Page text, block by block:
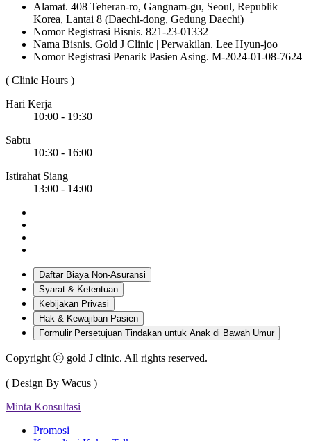
Alamat. 408 Teheran-ro, Gangnam-gu, Seoul, Republik
Korea, Lantai 8 (Daechi-dong, Gedung Daechi)
Nomor Registrasi Bisnis. 821-23-01332
Nama Bisnis. Gold J Clinic | Perwakilan. Lee Hyun-joo
Nomor Registrasi Penarik Pasien Asing. M-2024-01-08-7624
( Clinic Hours )
Hari Kerja
10:00 - 19:30
Sabtu
10:30 - 16:00
Istirahat Siang
13:00 - 14:00
Daftar Biaya Non-Asuransi
Syarat & Ketentuan
Kebijakan Privasi
Hak & Kewajiban Pasien
Formulir Persetujuan Tindakan untuk Anak di Bawah Umur
Copyright ⓒ gold J clinic. All rights reserved.
( Design By Wacus )
Minta Konsultasi
Promosi